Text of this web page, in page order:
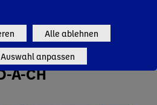
A-CH
Alle ablehnen
anpassen